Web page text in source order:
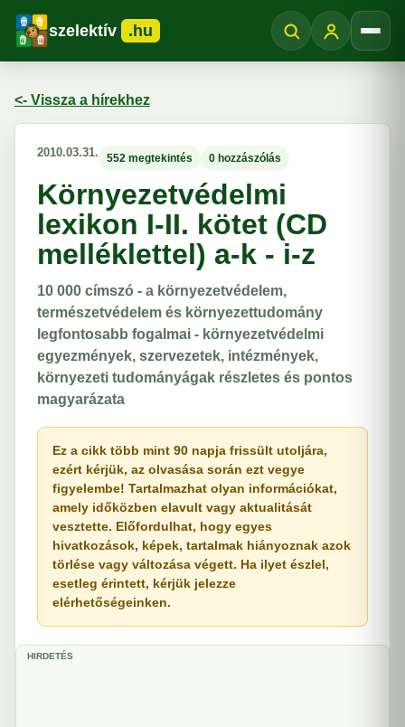
szelektív .hu
<- Vissza a hírekhez
2010.03.31. 552 megtekintés 0 hozzászólás
Környezetvédelmi
lexikon I-II. kötet (CD
melléklettel) a-k - i-z
10 000 címszó - a környezetvédelem,
természetvédelem és környezettudomány
legfontosabb fogalmai - környezetvédelmi
egyezmények, szervezetek, intézmények,
környezeti tudományágak részletes és pontos
magyarázata
Ez a cikk több mint 90 napja frissült utoljára,
ezért kérjük, az olvasása során ezt vegye
figyelembe! Tartalmazhat olyan információkat,
amely időközben elavult vagy aktualitását
vesztette. Előfordulhat, hogy egyes
hivatkozások, képek, tartalmak hiányoznak azok
törlése vagy változása végett. Ha ilyet észlel,
esetleg érintett, kérjük jelezze
elérhetőségeinken.
HIRDETÉS